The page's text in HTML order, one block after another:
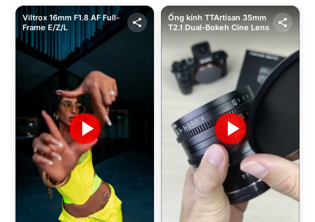
Viltrox 16mm F1.8 AF Full-
Frame E/Z/L
Ống kính TTArtisan 35mm
T2.1 Dual-Bokeh Cine Lens